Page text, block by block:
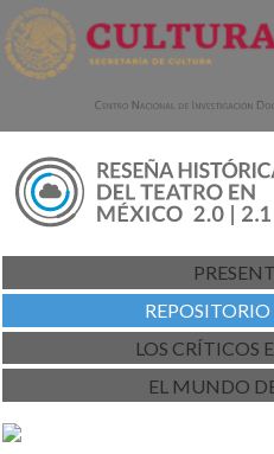
LOS CRÍTICOS
EL MUNDO